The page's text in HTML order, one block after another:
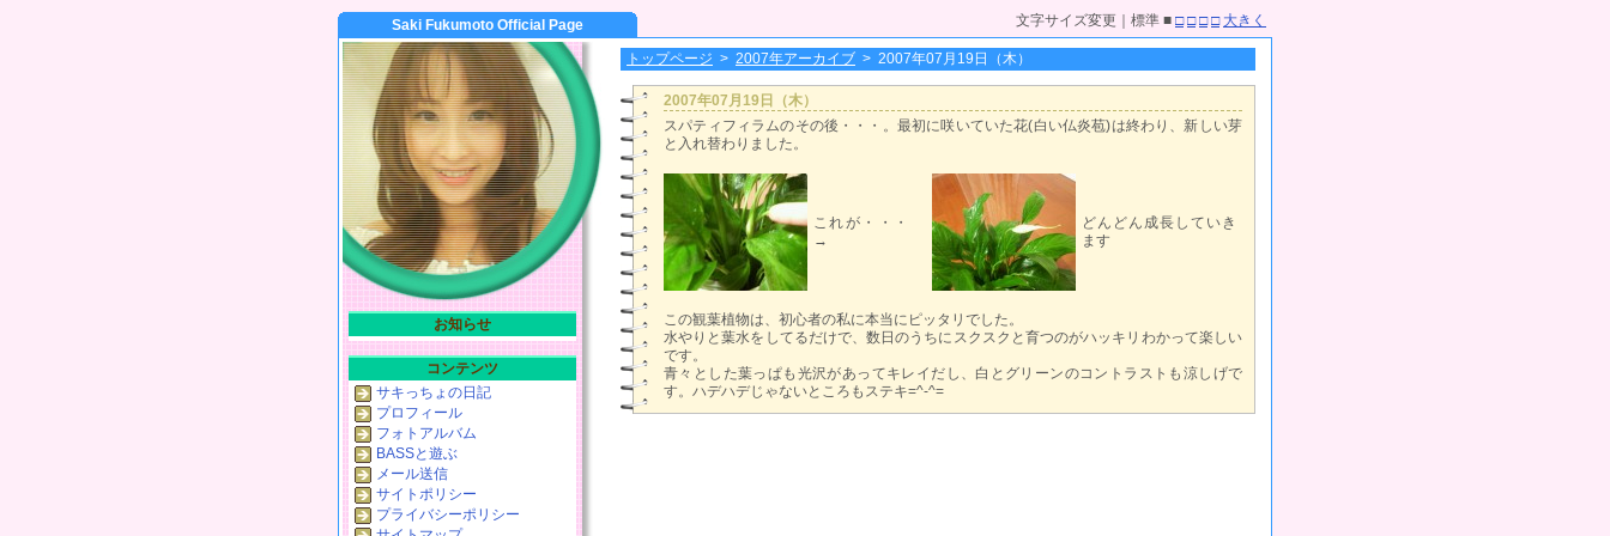
Saki Fukumoto Official Page 文字サイズ変更｜標準 ■ □ □ □ □ 大きく
トップページ > 2007年アーカイブ > 2007年07月19日（木）
2007年07月19日（木）
スパティフィラムのその後・・・。最初に咲いていた花(白い仏炎苞)は終わり、新しい芽
と入れ替わりました。
これが・・・
→
どんどん成長していき
ます
この観葉植物は、初心者の私に本当にピッタリでした。
水やりと葉水をしてるだけで、数日のうちにスクスクと育つのがハッキリわかって楽しい
です。
青々とした葉っぱも光沢があってキレイだし、白とグリーンのコントラストも涼しげで
す。ハデハデじゃないところもステキ=^-^=
お知らせ
コンテンツ
サキっちょの日記
プロフィール
フォトアルバム
BASSと遊ぶ
メール送信
サイトポリシー
プライバシーポリシー